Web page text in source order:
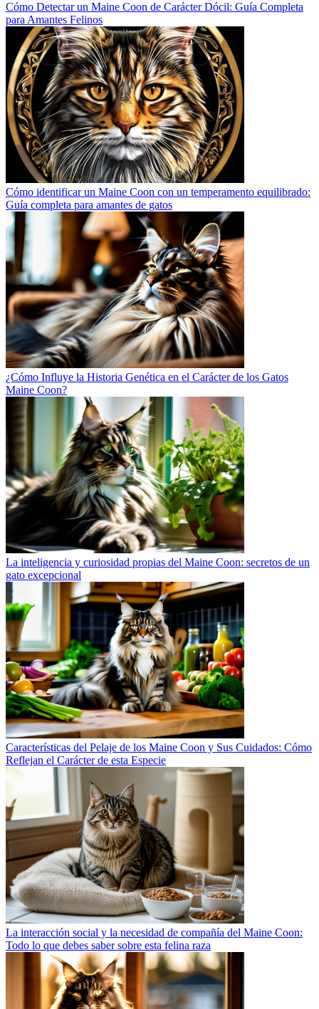
Cómo Detectar un Maine Coon de Carácter Dócil: Guía Completa
para Amantes Felinos
Cómo identificar un Maine Coon con un temperamento equilibrado:
Guía completa para amantes de gatos
¿Cómo Influye la Historia Genética en el Carácter de los Gatos
Maine Coon?
La inteligencia y curiosidad propias del Maine Coon: secretos de un
gato excepcional
Características del Pelaje de los Maine Coon y Sus Cuidados: Cómo
Reflejan el Carácter de esta Especie
La interacción social y la necesidad de compañía del Maine Coon:
Todo lo que debes saber sobre esta felina raza